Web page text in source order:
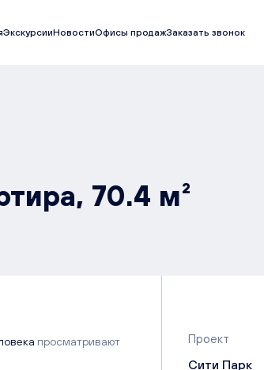
ЭкскурсииНовостиОфисы продажЗаказать звонок
70.4 м²
просматривают Проект
Сити Парк